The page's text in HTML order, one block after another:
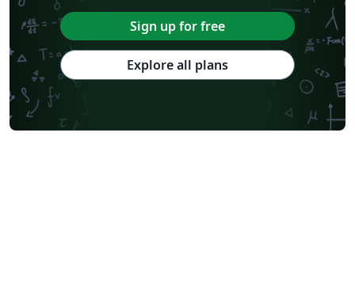
Sign up for free
Explore all plans